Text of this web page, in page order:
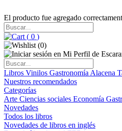
El producto fue agregado
( 0 )
(0)
Libros Vinilos Gastronomía Alacena
Nuestros recomendados
Categorías
Arte Ciencias sociales Economía
Novedades
Todos los libros
Novedades de libros en inglés